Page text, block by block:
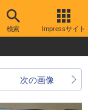
検索 Impressサイト
次の画像